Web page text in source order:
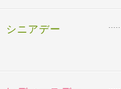
シニアデー